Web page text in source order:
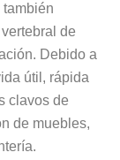
de
Debido a
útil, rápida
clavos de
de muebles,